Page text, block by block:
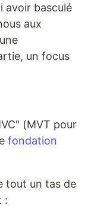
avoir basculé
aux
un focus
(MVT pour
fondation
tout un tas de
: